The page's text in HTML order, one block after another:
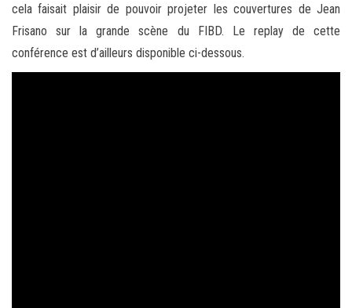
cela faisait plaisir de pouvoir projeter les couvertures de Jean
Frisano sur la grande scène du FIBD. Le replay de cette
conférence est d’ailleurs disponible ci-dessous.